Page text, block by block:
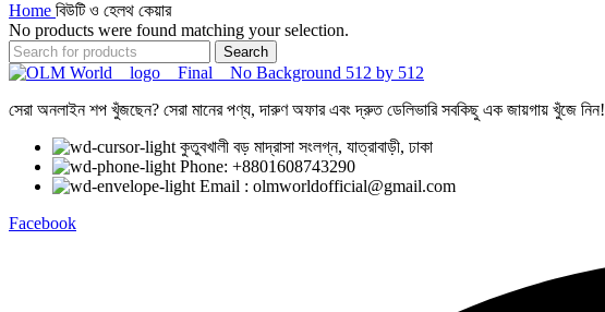
Home বিউটি ও হেলথ কেয়ার
No products were found matching your selection.
Search
সেরা অনলাইন শপ খুঁজছেন? সেরা মানের পণ্য, দারুণ অফার এবং দ্রুত ডেলিভারি সবকিছু এক জায়গায় খুঁজে নিন!
কুতুবখালী বড় মাদ্রাসা সংলগ্ন, যাত্রাবাড়ী, ঢাকা
Phone: +8801608743290
Email : olmworldofficial@gmail.com
Facebook